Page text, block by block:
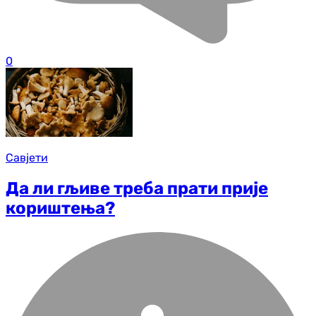
0
Савјети
Да ли гљиве треба прати прије
кориштења?